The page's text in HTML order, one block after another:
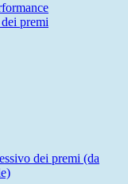
premi
dei premi (da